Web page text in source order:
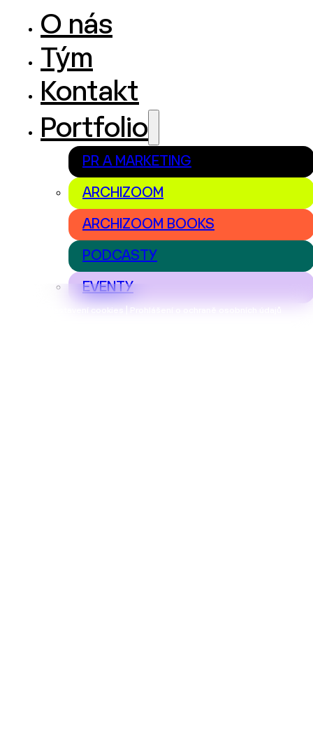
Nastavení cookies | Prohlášení o ochraně osobních údajů
O nás
Tým
Kontakt
Portfolio
PR A MARKETING
ARCHIZOOM
ARCHIZOOM BOOKS
PODCASTY
EVENTY